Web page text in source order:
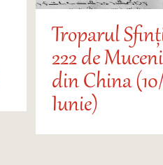
Troparul
222 de
din China (10/
Iunie)